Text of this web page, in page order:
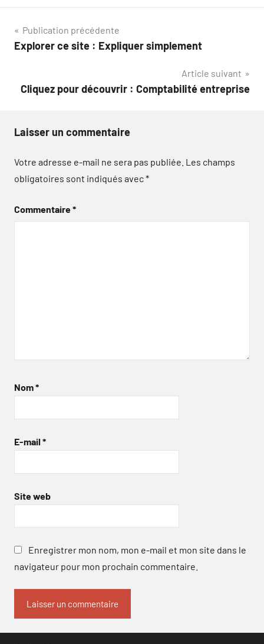
Navigation
de
Publication précédente
Explorer ce site : Expliquer simplement
Article suivant
Cliquez pour découvrir : Comptabilité entreprise
Laisser un commentaire
Votre adresse e-mail ne sera pas publiée. Les champs
obligatoires sont indiqués avec*
Commentaire*
Nom*
E-mail *
Site web
Enregistrer mon nom, mon e-mail et mon site dans le
navigateur pour mon prochain commentaire.